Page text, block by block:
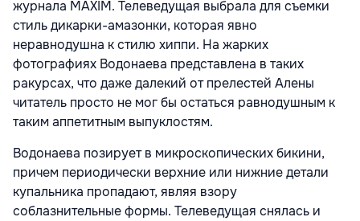
журнала MAXIM. Телеведущая выбрала для съемки
стиль дикарки-амазонки, которая явно
неравнодушна к стилю хиппи. На жарких
фотографиях Водонаева представлена в таких
ракурсах, что даже далекий от прелестей Алены
читатель просто не мог бы остаться равнодушным к
таким аппетитным выпуклостям.
Водонаева позирует в микроскопических бикини,
причем периодически верхние или нижние детали
купальника пропадают, являя взору
соблазнительные формы. Телеведущая снялась и